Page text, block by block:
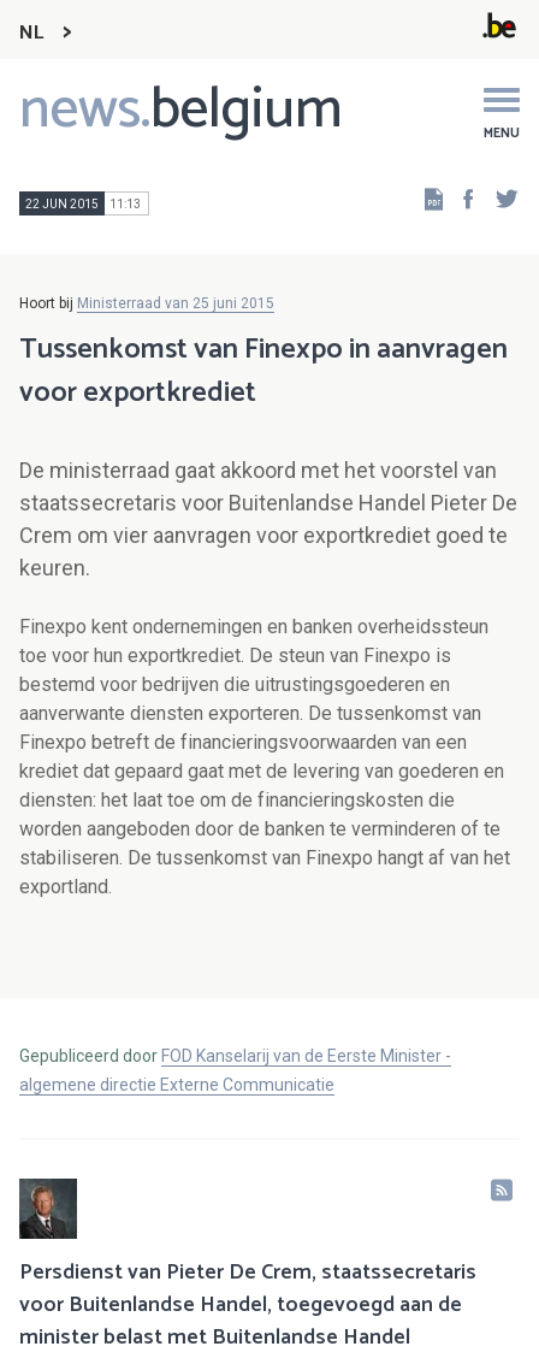
NL
news.belgium MENU
Main
navigation
22 JUN 2015 11:13
Hoort bij Ministerraad van 25 juni 2015
Tussenkomst van Finexpo in aanvragen
voor exportkrediet
De ministerraad gaat akkoord met het voorstel van
staatssecretaris voor Buitenlandse Handel Pieter De
Crem om vier aanvragen voor exportkrediet goed te
keuren.
Finexpo kent ondernemingen en banken overheidssteun
toe voor hun exportkrediet. De steun van Finexpo is
bestemd voor bedrijven die uitrustingsgoederen en
aanverwante diensten exporteren. De tussenkomst van
Finexpo betreft de financieringsvoorwaarden van een
krediet dat gepaard gaat met de levering van goederen en
diensten: het laat toe om de financieringskosten die
worden aangeboden door de banken te verminderen of te
stabiliseren. De tussenkomst van Finexpo hangt af van het
exportland.
Gepubliceerd door FOD Kanselarij van de Eerste Minister -
algemene directie Externe Communicatie
Persdienst van Pieter De Crem, staatssecretaris
voor Buitenlandse Handel, toegevoegd aan de
minister belast met Buitenlandse Handel